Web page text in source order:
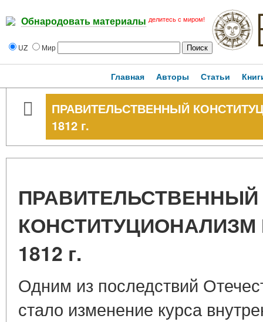
Обнародовать материалы делитесь с миром!
UZ Мир
Главная Авторы Статьи
ПРАВИТЕЛЬСТВЕННЫЙ
1812 г.
ПРАВИТЕЛЬСТВЕННЫЙ
1812 г.
Одним из последствий
стало изменение курса